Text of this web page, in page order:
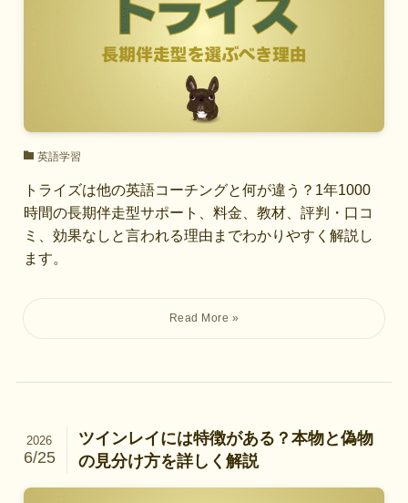
英語学習
トライズは他の英語コーチングと何が違う？1年1000
時間の長期伴走型サポート、料金、教材、評判・口コ
ミ、効果なしと言われる理由までわかりやすく解説し
ます。
ツインレイには特徴がある？本物と偽物
の見分け方を詳しく解説
2026
6/25